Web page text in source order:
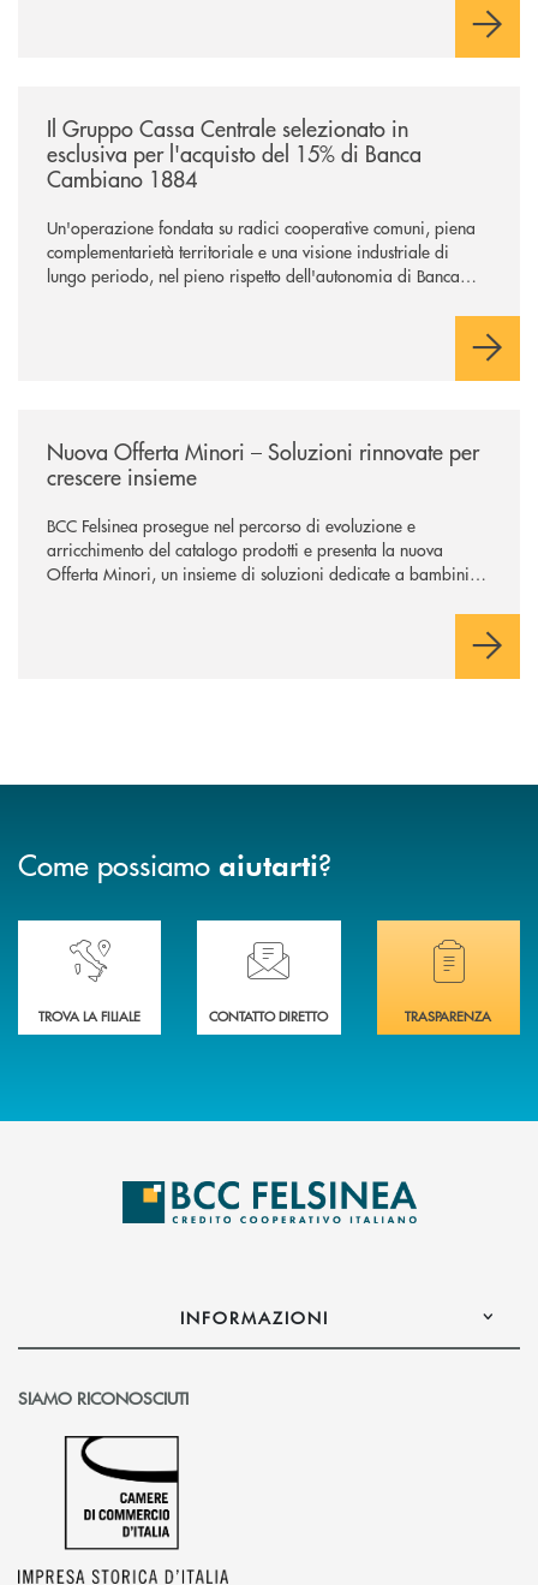
Il Gruppo Cassa Centrale selezionato in
esclusiva per l'acquisto del 15% di Banca
Cambiano 1884
Un'operazione fondata su radici cooperative comuni, piena
complementarietà territoriale e una visione industriale di
lungo periodo, nel pieno rispetto dell'autonomia di Banca
negoziazione esclusiva per la finalizzazione dell’operazione.
Nuova Offerta Minori – Soluzioni rinnovate per
crescere insieme
BCC Felsinea prosegue nel percorso di evoluzione e
arricchimento del catalogo prodotti e presenta la nuova
Offerta Minori, un insieme di soluzioni dedicate a bambini e
sviluppo di una relazione consapevole con il denaro, sempre
Come possiamo aiutarti?
Accedi all' elenco completo delle nostre&nbsp; filiali .
TROVA LA FILIALE
Ti serve assistenza immediata? Contattaci!
CONTATTO DIRETTO
Hai bisogno di
TRASPARENZA
INFORMAZIONI
SIAMO RICONOSCIUTI